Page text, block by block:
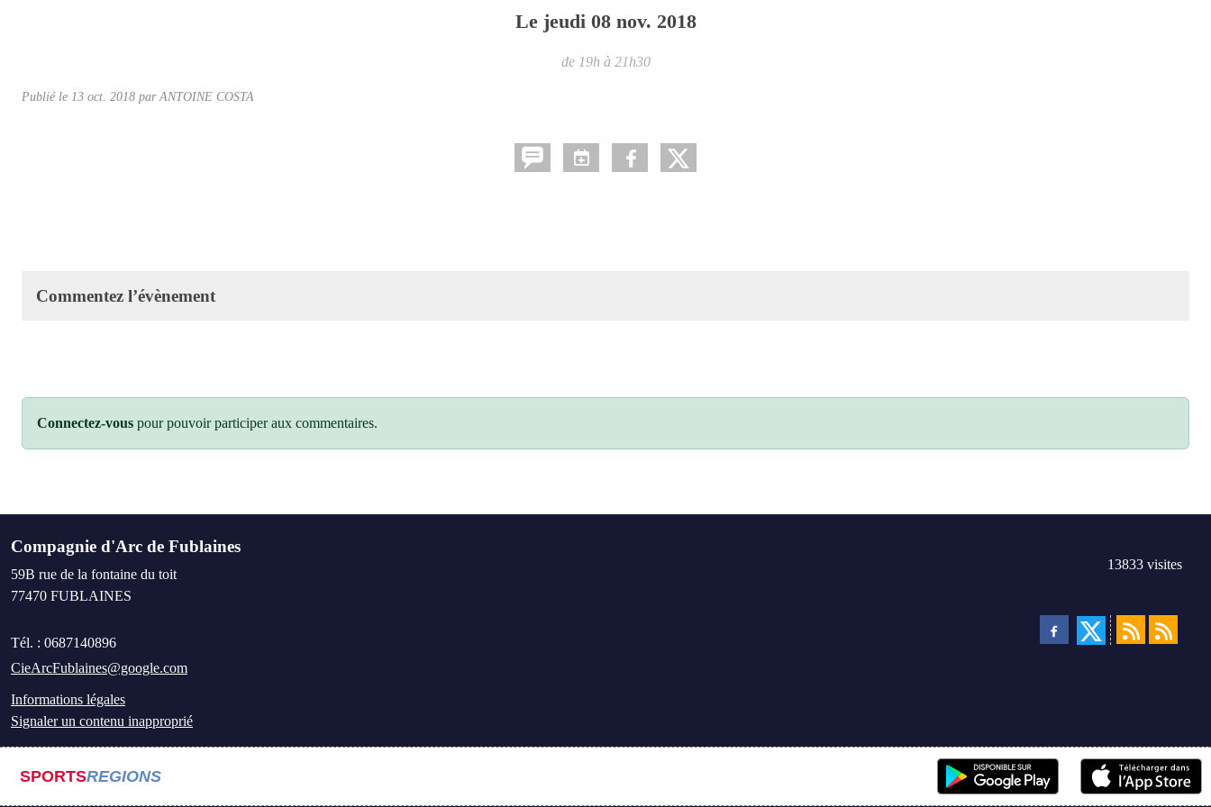
Le jeudi 08 nov. 2018
de 19h à 21h30
Publié le 13 oct. 2018 par ANTOINE COSTA
Commentez l’évènement
Connectez-vous pour pouvoir participer aux commentaires.
Compagnie d'Arc de Fublaines
59B rue de la fontaine du toit
77470 FUBLAINES
Tél. : 0687140896
CieArcFublaines@google.com
Informations légales
Signaler un contenu inapproprié
13833 visites
SPORTSREGIONS